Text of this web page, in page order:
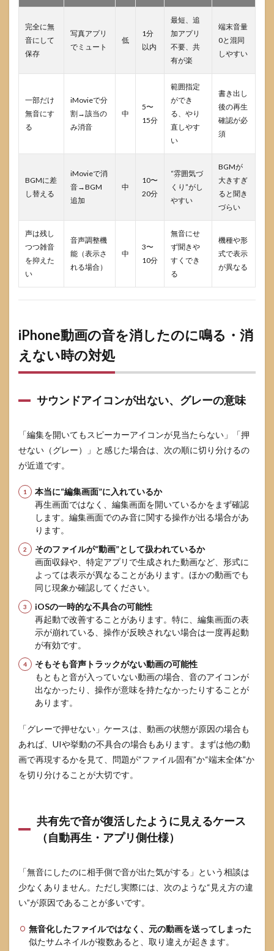
完全に無
音にして
保存
写真アプリ
でミュート
低
1分
以内
最短、追
加アプリ
不要、共
有が楽
端末音量
0と混同
しやすい
一部だけ
無音にす
る
iMovieで分
割→該当の
み消音
中
5〜
15分
範囲指定
ができ
る、やり
直しやす
い
書き出し
後の再生
確認が必
須
BGMに差
し替える
iMovieで消
音→BGM
追加
中
10〜
20分
“雰囲気づ
くり”がし
やすい
BGMが
大きすぎ
ると聞き
づらい
声は残し
つつ雑音
を抑えた
い
音声調整機
能（表示さ
れる場合）
中
3〜
10分
無音にせ
ず聞きや
すくでき
る
機種や形
式で表示
が異なる
iPhone動画の音を消したのに鳴る・消
えない時の対処
サウンドアイコンが出ない、グレーの意味
「編集を開いてもスピーカーアイコンが見当たらない」「押
せない（グレー）」と感じた場合は、次の順に切り分けるの
が近道です。
本当に“編集画面”に入れているか
再生画面ではなく、編集画面を開いているかをまず確認
します。編集画面でのみ音に関する操作が出る場合があ
ります。
そのファイルが“動画”として扱われているか
画面収録や、特定アプリで生成された動画など、形式に
よっては表示が異なることがあります。ほかの動画でも
同じ現象か確認してください。
iOSの一時的な不具合の可能性
再起動で改善することがあります。特に、編集画面の表
示が崩れている、操作が反映されない場合は一度再起動
が有効です。
そもそも音声トラックがない動画の可能性
もともと音が入っていない動画の場合、音のアイコンが
出なかったり、操作が意味を持たなかったりすることが
あります。
「グレーで押せない」ケースは、動画の状態が原因の場合も
あれば、UIや挙動の不具合の場合もあります。まずは他の動
画で再現するかを見て、問題が“ファイル固有”か“端末全体”か
を切り分けることが大切です。
共有先で音が復活したように見えるケース
（自動再生・アプリ側仕様）
「無音にしたのに相手側で音が出た気がする」という相談は
少なくありません。ただし実際には、次のような“見え方の違
い”が原因であることが多いです。
無音化したファイルではなく、元の動画を送ってしまった
似たサムネイルが複数あると、取り違えが起きます。